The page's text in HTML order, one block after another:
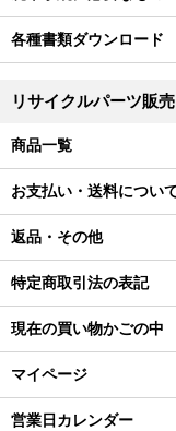
各種書類ダウンロード
リサイクルパーツ販売
商品一覧
お支払い・送料につい
返品・その他
特定商取引法の表記
現在の買い物かごの中
マイページ
営業日カレンダー